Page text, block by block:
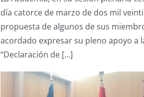
día catorce de marzo de dos mil
propuesta de algunos de sus
acordado expresar su pleno apoyo a
“Declaración de [...]